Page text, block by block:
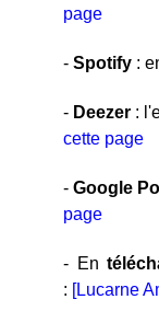
page
- Spotify :
- Deezer :
cette page
- Google
page
- En
: [Lucarne